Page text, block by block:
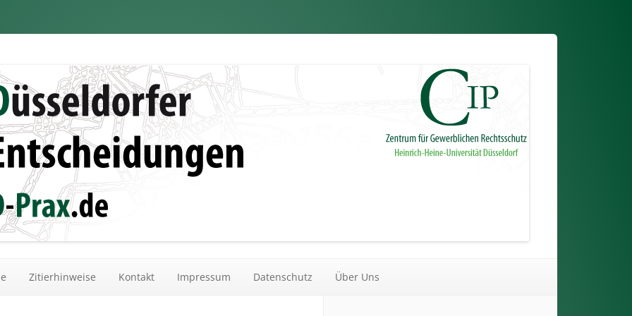
Zitierhinweise Kontakt Impressum Datenschutz Über Uns